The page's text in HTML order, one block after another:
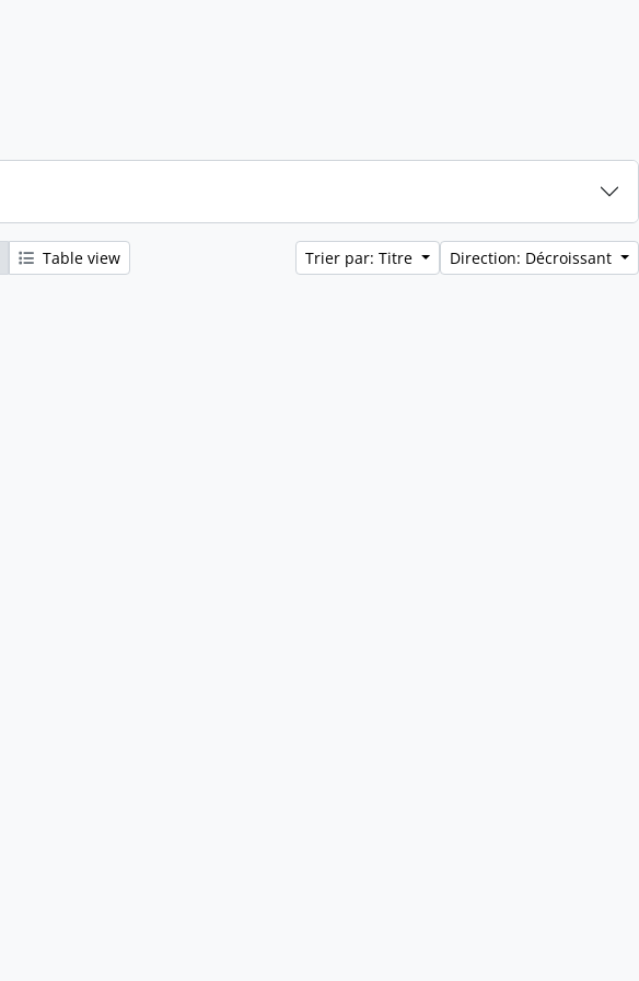
Table view Trier par: Titre Direction: Décroissant